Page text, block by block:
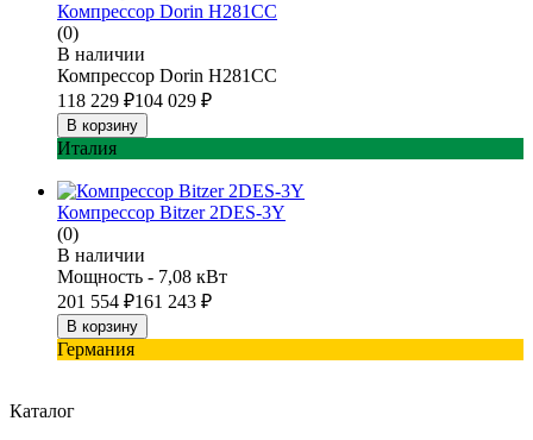
Компрессор Dorin H281CC
(0)
В наличии
Компрессор Dorin H281CC
118 229 ₽104 029 ₽
В корзину
Италия
Компрессор Bitzer 2DES-3Y
(0)
В наличии
Мощность - 7,08 кВт
201 554 ₽161 243 ₽
В корзину
Германия
Каталог